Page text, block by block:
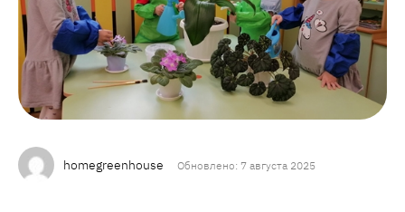
homegreenhouse Обновлено: 7 августа 2025